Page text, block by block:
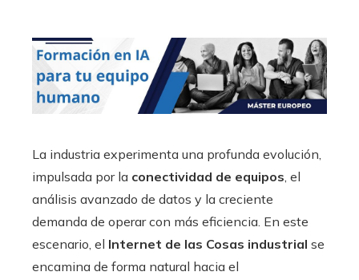
La industria experimenta una profunda evolución,
impulsada por la conectividad de equipos, el
análisis avanzado de datos y la creciente
demanda de operar con más eficiencia. En este
escenario, el Internet de las Cosas industrial se
encamina de forma natural hacia el